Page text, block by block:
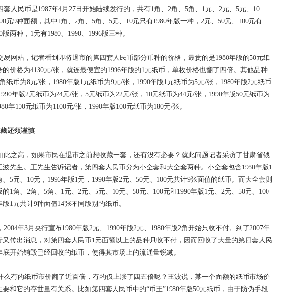
人民币是1987年4月27日开始陆续发行的，共有1角、2角、5角、1元、2元、5元、10
元9种面额，其中1角、2角、5角、5元、10元只有1980年版一种，2元、50元、100元有
版两种，1元有1980、1990、1996版三种。
易网站，记者看到即将退市的第四套人民币部分币种的价格，最贵的是1980年版的50元纸
的价格为4130元/张，就连最便宜的1996年版的1元纸币，单枚价格也翻了四倍。其他品种
纸币为8元/张，1980年版1元纸币为9元/张，1990年版1元纸币为5元/张，1980年版2元纸币
年版2元纸币为24元/张，5元纸币为22元/张，10元纸币为44元/张，1990年版50元纸币为
年100元纸币为1100元/张，1990年版100元纸币为180元/张。
还须谨慎
之高，如果市民在退市之前想收藏一套，还有没有必要？就此问题记者采访了甘肃省钱
波先生。王先生告诉记者，第四套人民币分为小全套和大全套两种。小全套包含1980年版1
、5元、10元，1996年版1元，1990年版2元、50元、100元共计9张面值的纸币。而大全套则
的1角、2角、5角、1元、2元、5元、10元、50元、100元和1990年版1元、2元、50元、100
版1元共计9种面值14张不同版别的纸币。
年3月央行宣布1980年版2元、1990年版2元、1980年版2角开始只收不付。到了2007年
又传出消息，对第四套人民币1元面额以上的品种只收不付，因而回收了大量的第四套人民
底开始销毁已经回收的纸币，使得其市场上的流通量锐减。
有的纸币市价翻了近百倍，有的仅上涨了四五倍呢？王波说，某一个面额的纸币市场价
要和它的存世量有关系。比如第四套人民币中的“币王”1980年版50元纸币，由于防伪手段